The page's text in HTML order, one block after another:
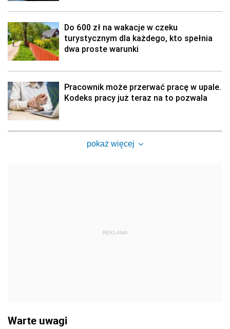
Do 600 zł na wakacje w czeku
turystycznym dla każdego, kto spełnia
dwa proste warunki
Pracownik może przerwać pracę w upale.
Kodeks pracy już teraz na to pozwala
pokaż więcej
REKLAMA
Warte uwagi